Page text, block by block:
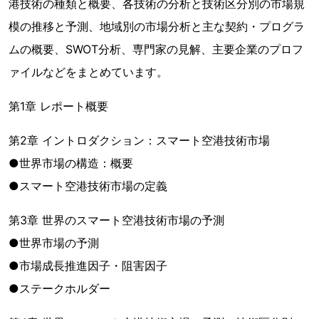
港技術の種類と概要、各技術の分析と技術区分別の市場規
模の推移と予測、地域別の市場分析と主な契約・プログラ
ムの概要、SWOT分析、専門家の見解、主要企業のプロフ
ァイルなどをまとめています。
第1章 レポート概要
第2章 イントロダクション：スマート空港技術市場
●世界市場の構造：概要
●スマート空港技術市場の定義
第3章 世界のスマート空港技術市場の予測
●世界市場の予測
●市場成長推進因子・阻害因子
●ステークホルダー